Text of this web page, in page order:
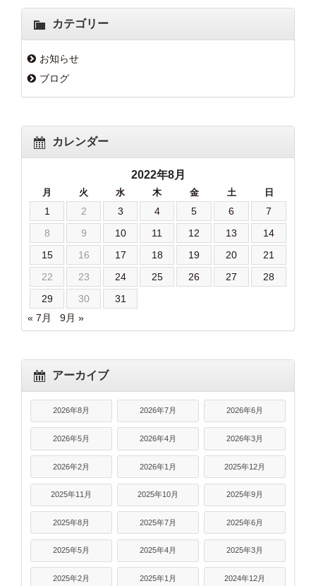
カテゴリー
お知らせ
ブログ
カレンダー
2022年8月
月 火 水 木 金 土 日
1 2 3 4 5 6
7
8
9 10 11 12 13
14
15
16 17 18 19 20
21
22
23 24 25 26 27
28
29
30
31
« 7月
9月 »
アーカイブ
2026年8月 2026年7月 2026年6月
2026年5月 2026年4月 2026年3月
2026年2月 2026年1月 2025年12月
2025年11月 2025年10月 2025年9月
2025年8月 2025年7月 2025年6月
2025年5月 2025年4月 2025年3月
2025年2月 2025年1月 2024年12月